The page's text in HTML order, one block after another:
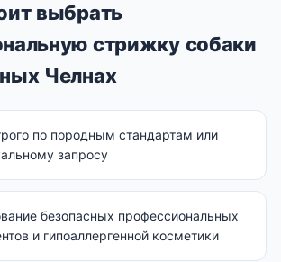
выбрать
стрижку собаки
Челнах
по породным стандартам или
запросу
безопасных профессиональных
и гипоаллергенной косметики